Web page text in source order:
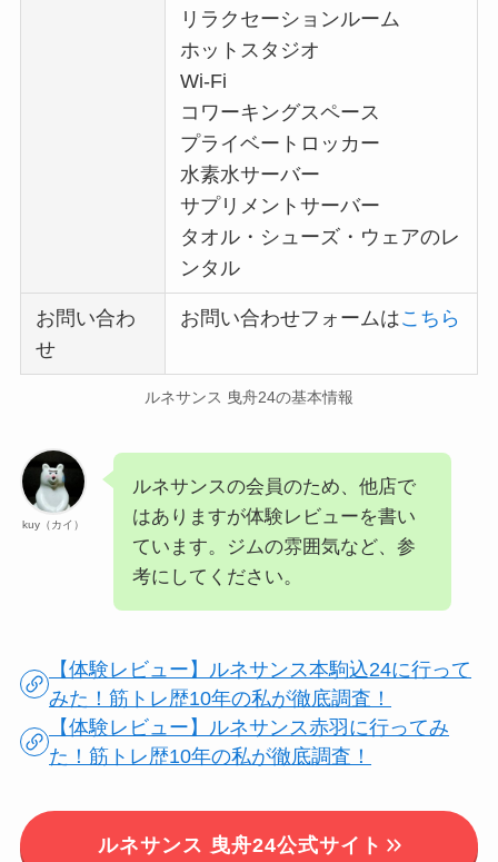
リラクセーションルーム
ホットスタジオ
Wi-Fi
コワーキングスペース
プライベートロッカー
水素水サーバー
サプリメントサーバー
タオル・シューズ・ウェアのレ
ンタル
お問い合わ
せ
お問い合わせフォームはこちら
ルネサンス 曳舟24の基本情報
kuy（カイ）
ルネサンスの会員のため、他店で
はありますが体験レビューを書い
ています。ジムの雰囲気など、参
考にしてください。
【体験レビュー】ルネサンス本駒込24に行って
みた！筋トレ歴10年の私が徹底調査！
【体験レビュー】ルネサンス赤羽に行ってみ
た！筋トレ歴10年の私が徹底調査！
ルネサンス 曳舟24公式サイト